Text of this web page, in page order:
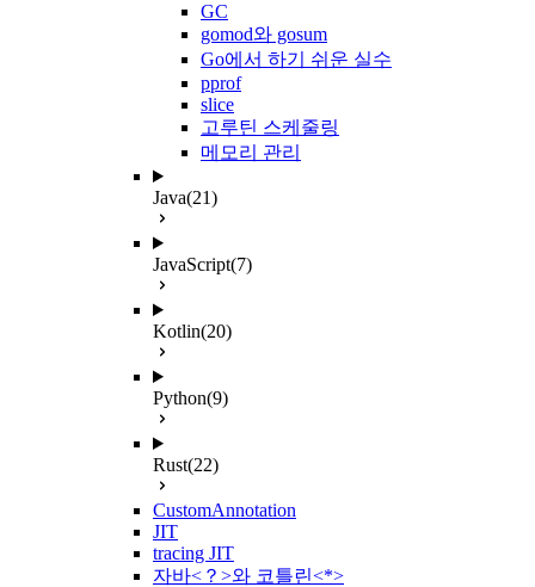
GC
gomod와 gosum
Go에서 하기 쉬운 실수
pprof
slice
고루틴 스케줄링
메모리 관리
Java(21)
JavaScript(7)
Kotlin(20)
Python(9)
Rust(22)
CustomAnnotation
JIT
tracing JIT
자바<？>와 코틀린<*>